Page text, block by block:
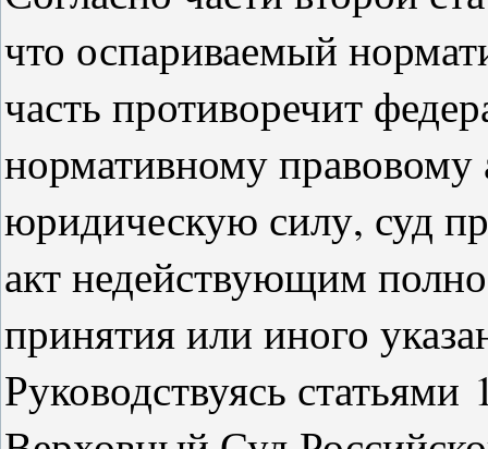
что оспариваемый
часть противоречит
нормативному
юридическую силу, суд
акт недействующим
принятия или иного
Руководствуясь